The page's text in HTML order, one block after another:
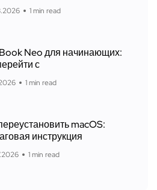
1 min read
Neo для начинающих:
с
1 min read
macOS:
инструкция
1 min read